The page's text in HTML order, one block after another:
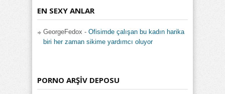
EN SEXY ANLAR
GeorgeFedox - Ofisimde çalışan bu kadın harika
biri her zaman sikime yardımcı oluyor
PORNO ARŞİV DEPOSU